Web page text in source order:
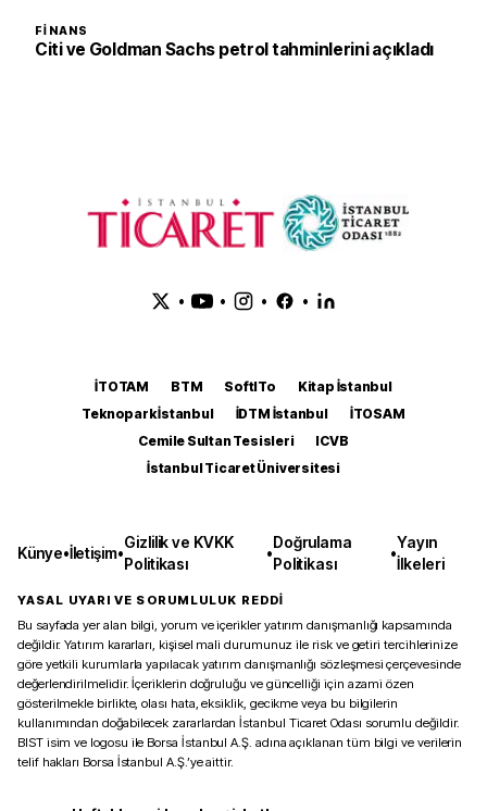
FINANS
Citi ve Goldman Sachs petrol tahminlerini açıkladı
• • • •
İTOTAM BTM SoftITo
Kitap İstanbul
Teknopark İstanbul
İDTM İstanbul
İTOSAM
Cemile Sultan Tesisleri
ICVB
İstanbul Ticaret Üniversitesi
Künye•İletişim•
Gizlilik ve KVKK
Politikası
•
Doğrulama
Politikası
•
Yayın
İlkeleri
YASAL UYARI VE SORUMLULUK REDDİ
Bu sayfada yer alan bilgi, yorum ve içerikler yatırım danışmanlığı kapsamında
değildir. Yatırım kararları, kişisel mali durumunuz ile risk ve getiri tercihlerinize
göre yetkili kurumlarla yapılacak yatırım danışmanlığı sözleşmesi çerçevesinde
değerlendirilmelidir. İçeriklerin doğruluğu ve güncelliği için azami özen
gösterilmekle birlikte, olası hata, eksiklik, gecikme veya bu bilgilerin
kullanımından doğabilecek zararlardan İstanbul Ticaret Odası sorumlu değildir.
BIST isim ve logosu ile Borsa İstanbul A.Ş. adına açıklanan tüm bilgi ve verilerin
telif hakları Borsa İstanbul A.Ş.’ye aittir.